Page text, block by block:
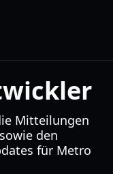
Mitteilungen
den
für Metro